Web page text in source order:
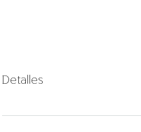
Detalles